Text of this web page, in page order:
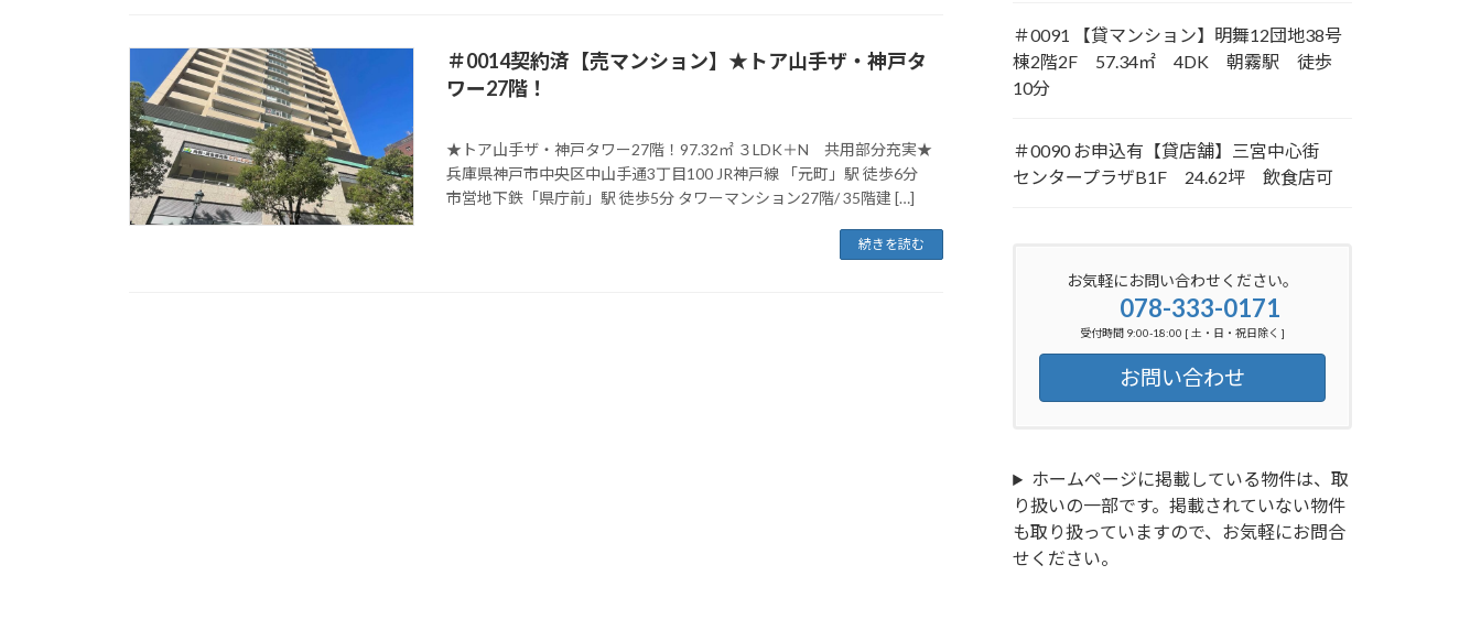
＃0014契約済【売マンション】★トア山手ザ・神戸タ
ワー27階！
★トア山手ザ・神戸タワー27階！97.32㎡ ３LDK＋N 共用部分充実★
兵庫県神戸市中央区中山手通3丁目100 JR神戸線 「元町」駅 徒歩6分
市営地下鉄「県庁前」駅 徒歩5分 タワーマンション27階/ 35階建 […]
続きを読む
＃0091 【貸マンション】明舞12団地38号
棟2階2F 57.34㎡ 4DK 朝霧駅 徒歩
10分
＃0090 お申込有【貸店舗】三宮中心街
センタープラザB1F 24.62坪 飲食店可
お気軽にお問い合わせください。
078-333-0171
受付時間 9:00-18:00 [ 土・日・祝日除く ]
お問い合わせ
ホームページに掲載している物件は、取
り扱いの一部です。掲載されていない物件
も取り扱っていますので、お気軽にお問合
せください。